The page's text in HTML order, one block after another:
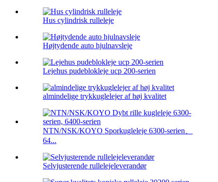
Hus cylindrisk rulleleje
Højtydende auto hjulnavsleje
Lejehus pudeblokleje ucp 200-serien
almindelige trykkuglelejer af høj kvalitet
NTN/NSK/KOYO Sporkugleleje 6300-serien、
64...
Selvjusterende rullelejeleverandør